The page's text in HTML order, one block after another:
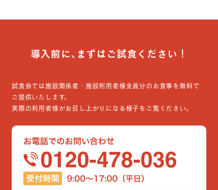
導入前に､まずはご試食ください！
試食会では施設関係者・施設利用者様全員分のお食事を無料で
ご提供いたします。
実際の利用者様がお召し上がりになる様子をご覧ください。